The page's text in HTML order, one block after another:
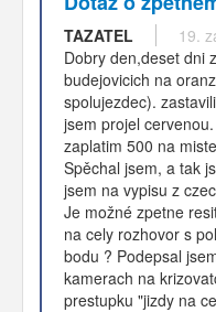
TAZATEL
19.
Dobry den,deset dni
budejovicich na
spolujezdec).
jsem projel
zaplatim 500 na
Spěchal jsem, a tak
jsem na vypisu z
Je možné zpetne
na cely rozhovor s
bodu ? Podepsal
kamerach na
prestupku "jizdy na